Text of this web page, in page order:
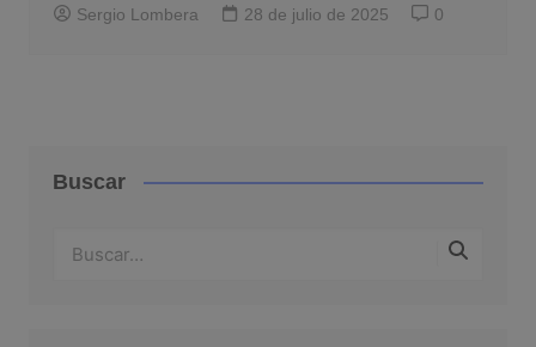
Sergio Lombera 28 de julio de 2025 0
Buscar